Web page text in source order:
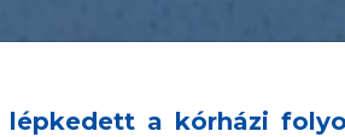
lépkedett a kórházi